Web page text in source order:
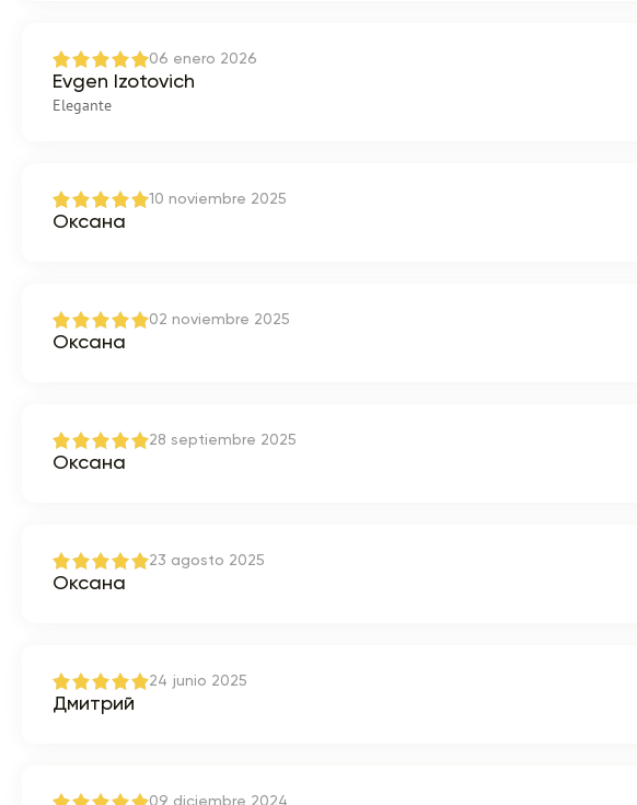
06 enero 2026
Evgen Izotovich
Elegante
10 noviembre 2025
Оксана
02 noviembre 2025
Оксана
28 septiembre 2025
Оксана
23 agosto 2025
Оксана
24 junio 2025
Дмитрий
09 diciembre 2024